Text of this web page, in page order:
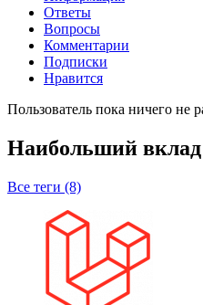
Ответы
Вопросы
Комментарии
Подписки
Нравится
Пользователь пока ничего не
Наибольший вклад
Все теги (8)